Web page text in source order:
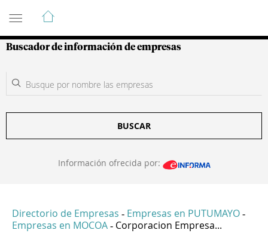
Guía de Empresas Colombianas
Buscador de información de empresas
BUSCAR
Información ofrecida por:
Directorio de Empresas - Empresas en PUTUMAYO -
Empresas en MOCOA - Corporacion Empresa...